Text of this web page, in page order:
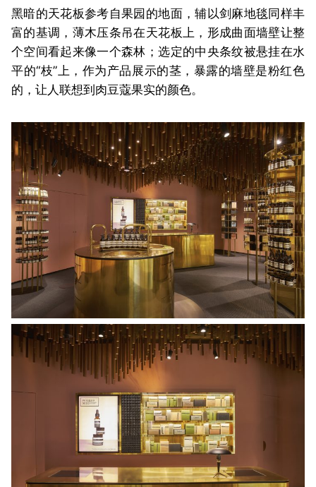
黑暗的天花板参考自果园的地面，辅以剑麻地毯同样丰
富的基调，薄木压条吊在天花板上，形成曲面墙壁让整
个空间看起来像一个森林；选定的中央条纹被悬挂在水
平的“枝”上，作为产品展示的茎，暴露的墙壁是粉红色
的，让人联想到肉豆蔻果实的颜色。